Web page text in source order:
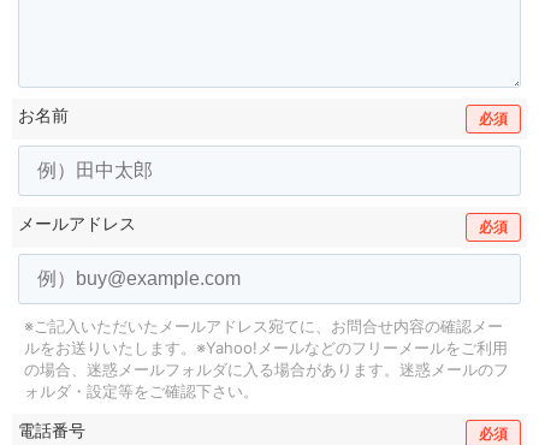
お名前 必須
メールアドレス 必須
※ご記入いただいたメールアドレス宛てに、お問合せ内容の確認メー
ルをお送りいたします。 ※Yahoo!メールなどのフリーメールをご利用
の場合、迷惑メールフォルダに入る場合があります。 迷惑メールのフ
ォルダ・設定等をご確認下さい。
電話番号 必須